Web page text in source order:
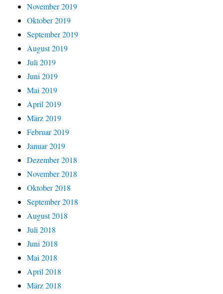
November 2019
Oktober 2019
September 2019
August 2019
Juli 2019
Juni 2019
Mai 2019
April 2019
März 2019
Februar 2019
Januar 2019
Dezember 2018
November 2018
Oktober 2018
September 2018
August 2018
Juli 2018
Juni 2018
Mai 2018
April 2018
März 2018